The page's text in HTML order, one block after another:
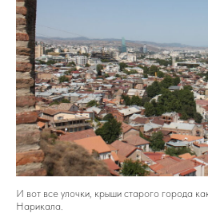
И вот все улочки, крыши старого города
Нарикала.